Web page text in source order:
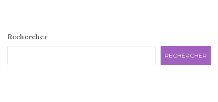
Rechercher
RECHERCHER